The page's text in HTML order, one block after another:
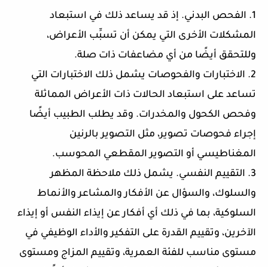
1. الفحص البدني. إذ قد يساعد ذلك في استبعاد
المشكلات الأخرى التي يمكن أن تسبِّب الأعراض،
وللتحقق أيضًا من أي مضاعفات ذات صلة.
2. الاختبارات والفحوصات يشمل ذلك الاختبارات التي
تساعد على استبعاد الحالات ذات الأعراض المماثلة
وفحص الكحول والمخدرات. وقد يطلب الطبيب أيضًا
إجراء فحوصات تصوير، مثل التصوير بالرنين
المغناطيسي أو التصوير المقطعي المحوسب.
3. التقييم النفسي. يشمل ذلك ملاحظة المظهر
والسلوك، والسؤال عن الأفكار والمشاعر والأنماط
السلوكية، بما في ذلك أي أفكار عن إيذاء النفس أو إيذاء
الآخرين، وتقييم القدرة على التفكير والأداء الوظيفي في
مستوى مناسب للفئة العمرية، وتقييم المزاج ومستوى